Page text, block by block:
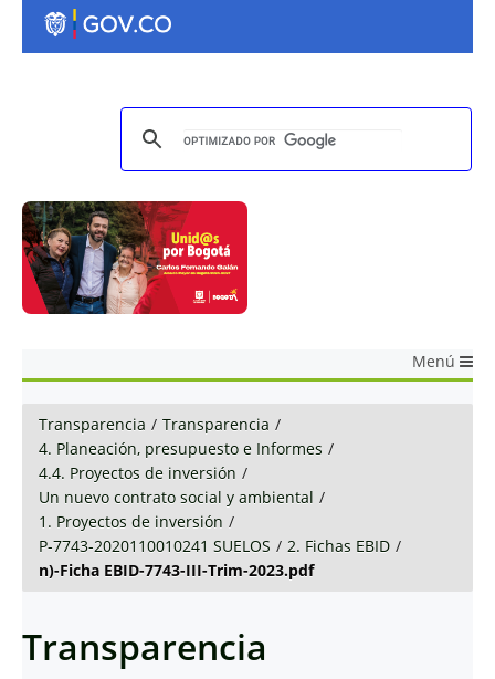
Menú
Transparencia / Transparencia /
4. Planeación, presupuesto e Informes /
4.4. Proyectos de inversión /
Un nuevo contrato social y ambiental /
1. Proyectos de inversión /
P-7743-2020110010241 SUELOS / 2. Fichas EBID /
n)-Ficha EBID-7743-III-Trim-2023.pdf
Transparencia